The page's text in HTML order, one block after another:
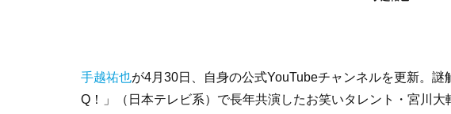
手越祐也が4月30日、自身の公式YouTubeチャンネルを更新。
Q！」（日本テレビ系）で長年共演したお笑いタレント・宮川